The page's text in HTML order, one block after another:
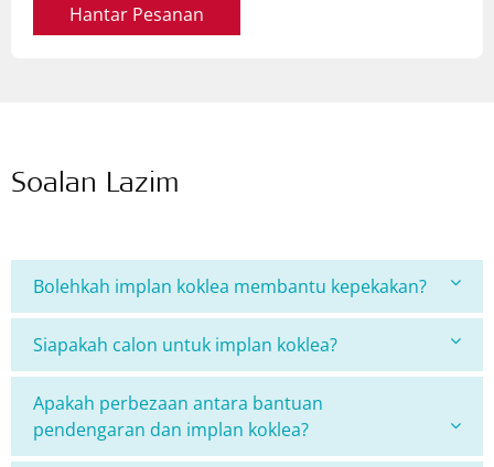
Hantar Pesanan
Soalan Lazim
Bolehkah implan koklea membantu kepekakan?
Siapakah calon untuk implan koklea?
Apakah perbezaan antara bantuan
pendengaran dan implan koklea?